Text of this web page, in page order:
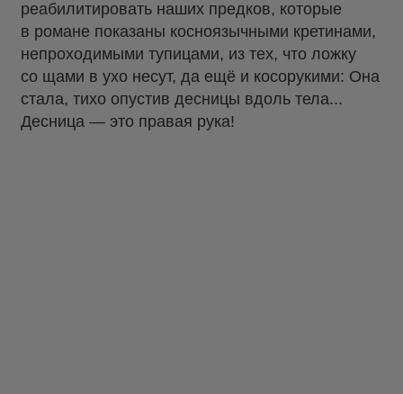
реабилитировать наших предков, которые
в романе показаны косноязычными кретинами,
непроходимыми тупицами, из тех, что ложку
со щами в ухо несут, да ещё и косорукими: Она
стала, тихо опустив десницы вдоль тела...
Десница — это правая рука!